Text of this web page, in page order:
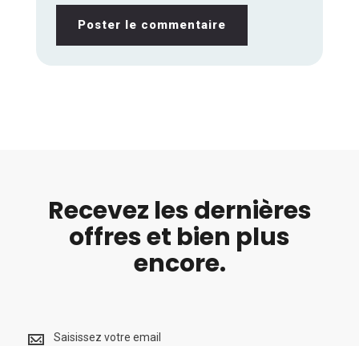
Poster le commentaire
Recevez les dernières
offres et bien plus
encore.
les